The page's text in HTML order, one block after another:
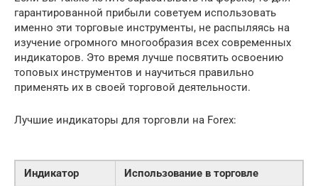
гарантированной прибыли советуем использовать
именно эти торговые инструменты, не распыляясь на
изучение огромного многообразия всех современных
индикаторов. Это время лучше посвятить освоению
топовых инструментов и научиться правильно
применять их в своей торговой деятельности.
Лучшие индикаторы для торговли на Forex:
Индикатор Использование в торговле